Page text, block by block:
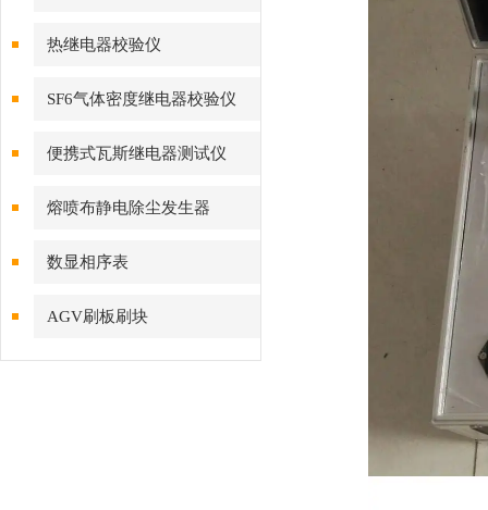
热继电器校验仪
SF6气体密度继电器校验仪
便携式瓦斯继电器测试仪
熔喷布静电除尘发生器
数显相序表
AGV刷板刷块